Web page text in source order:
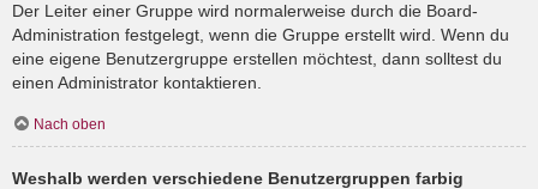
Der Leiter einer Gruppe wird normalerweise durch die Board-
Administration festgelegt, wenn die Gruppe erstellt wird. Wenn du
eine eigene Benutzergruppe erstellen möchtest, dann solltest du
einen Administrator kontaktieren.
Nach oben
Weshalb werden verschiedene Benutzergruppen farbig